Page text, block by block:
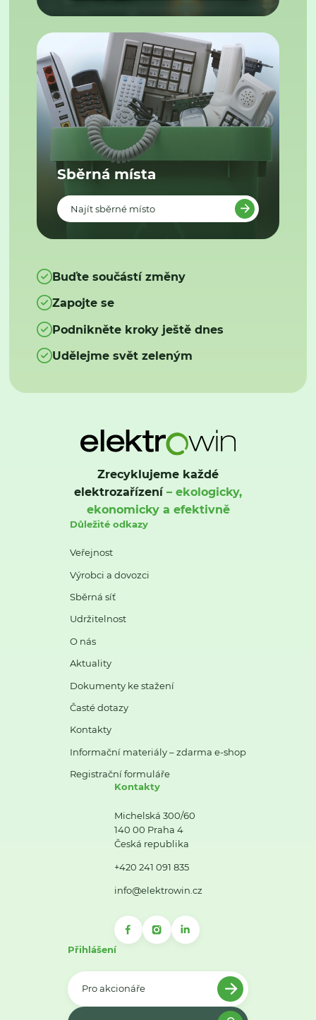
Sběrná místa
Najít sběrné místo
Buďte součástí změny
Zapojte se
Podnikněte kroky ještě dnes
Udělejme svět zeleným
Zrecyklujeme každé
elektrozařízení– ekologicky,
ekonomicky a efektivně
Důležité odkazy
Veřejnost
Výrobci a dovozci
Sběrná síť
Udržitelnost
O nás
Aktuality
Dokumenty ke stažení
Časté dotazy
Kontakty
Informační materiály – zdarma e-shop
Registrační formuláře
Kontakty
Michelská 300/60
140 00 Praha 4
Česká republika
+420 241 091 835
info@elektrowin.cz
Přihlášení
Pro akcionáře